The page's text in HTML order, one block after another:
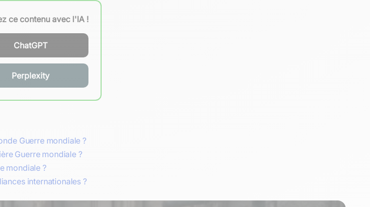
ce contenu avec l'IA !
ChatGPT
Perplexity
Guerre mondiale ?
Guerre mondiale ?
mondiale ?
internationales ?